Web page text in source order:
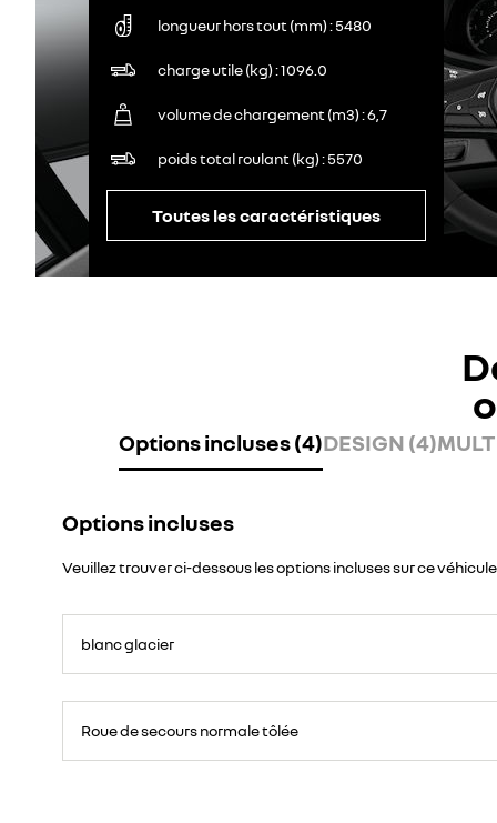
longueur hors tout (mm) 5480
charge utile (kg) 1096.0
volume de chargement (m3) 6,7
poids total roulant (kg) 5570
Toutes les caractéristiques
Options incluses (4)DESIGN (4)
Options incluses
Veuillez trouver ci-dessous les options incluses sur ce véhicule
blanc glacier
secours
Roue de secours normale tôlée